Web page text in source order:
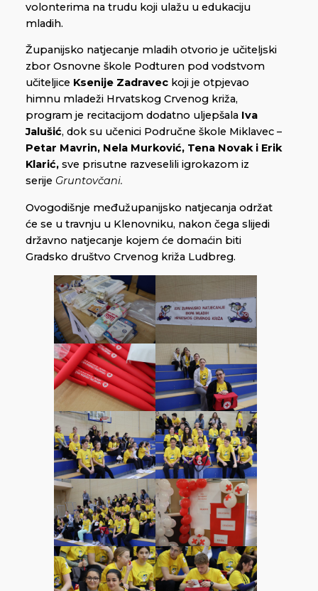
volonterima na trudu koji ulažu u edukaciju
mladih.
Županijsko natjecanje mladih otvorio je učiteljski
zbor Osnovne škole Podturen pod vodstvom
učiteljice Ksenije Zadravec koji je otpjevao
himnu mladeži Hrvatskog Crvenog križa,
program je recitacijom dodatno uljepšala Iva
Jalušić, dok su učenici Područne škole Miklavec –
Petar Mavrin, Nela Murković, Tena Novak i Erik
Klarić, sve prisutne razveselili igrokazom iz
serije Gruntovčani.
Ovogodišnje međužupanijsko natjecanja održat
će se u travnju u Klenovniku, nakon čega slijedi
državno natjecanje kojem će domaćin biti
Gradsko društvo Crvenog križa Ludbreg.